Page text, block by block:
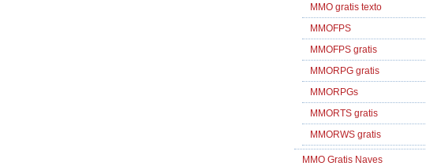
MMO gratis texto
MMOFPS
MMOFPS gratis
MMORPG gratis
MMORPGs
MMORTS gratis
MMORWS gratis
MMO Gratis Naves